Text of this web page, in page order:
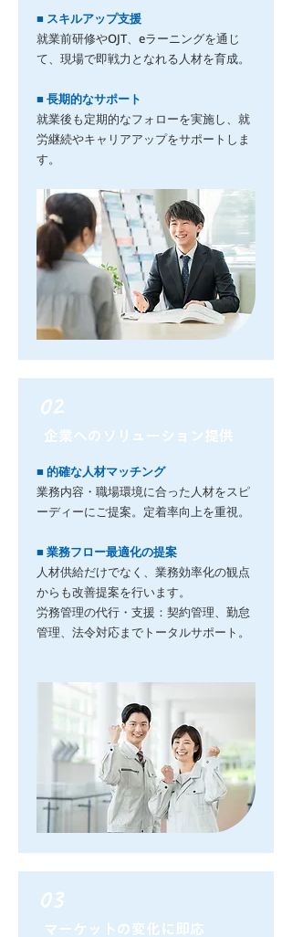
■ スキルアップ支援
就業前研修やOJT、eラーニングを通じ
て、現場で即戦力となれる人材を育成。
■ 長期的なサポート
就業後も定期的なフォローを実施し、就
労継続やキャリアアップをサポートしま
す。
02
企業へのソリューション提供
■ 的確な人材マッチング
業務内容・職場環境に合った人材をスピ
ーディーにご提案。定着率向上を重視。
■ 業務フロー最適化の提案
人材供給だけでなく、業務効率化の観点
からも改善提案を行います。
労務管理の代行・支援：契約管理、勤怠
管理、法令対応までトータルサポート。
03
マーケットの変化に即応